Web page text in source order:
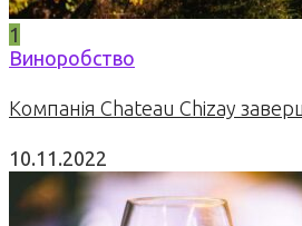
1
Виноробство
Компанія Chateau Chizay
10.11.2022